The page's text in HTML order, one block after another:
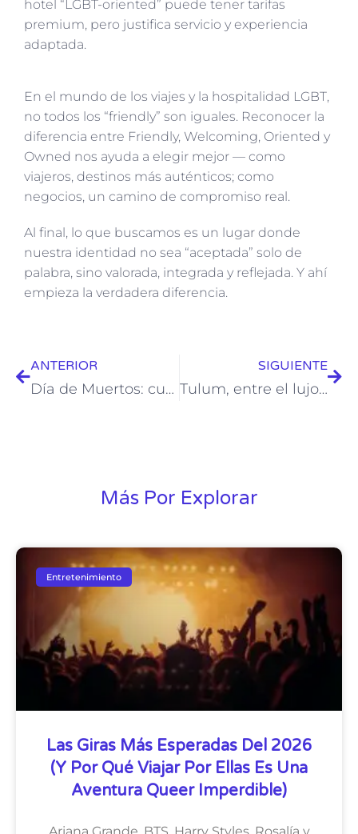
hotel “LGBT-oriented” puede tener tarifas
premium, pero justifica servicio y experiencia
adaptada.
En el mundo de los viajes y la hospitalidad LGBT,
no todos los “friendly” son iguales. Reconocer la
diferencia entre Friendly, Welcoming, Oriented y
Owned nos ayuda a elegir mejor — como
viajeros, destinos más auténticos; como
negocios, un camino de compromiso real.
Al final, lo que buscamos es un lugar donde
nuestra identidad no sea “aceptada” solo de
palabra, sino valorada, integrada y reflejada. Y ahí
empieza la verdadera diferencia.
ANTERIOR
Día de Muertos: cuando la vida se celebra con flores y memoria
SIGUIENTE
Tulum, entre el lujo y el vacío: cuando el paraíso se vuelve inaccesible
Más Por Explorar
Entretenimiento
Las Giras Más Esperadas Del 2026
(y Por Qué Viajar Por Ellas Es Una
Aventura Queer Imperdible)